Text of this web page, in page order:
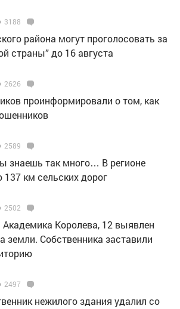
3188
района могут проголосовать за
страны” до 16 августа
2626
проинформировали о том, как
2589
знаешь так много… В регионе
137 км сельских дорог
2502
Академика Королева, 12 выявлен
земли. Собственника заставили
2497
нежилого здания удалил со